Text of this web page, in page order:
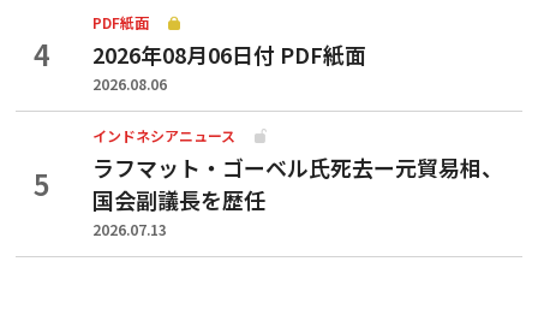
PDF紙面
2026年08月06日付 PDF紙面
2026.08.06
インドネシアニュース
ラフマット・ゴーベル氏死去ー元貿易相、
国会副議長を歴任
2026.07.13